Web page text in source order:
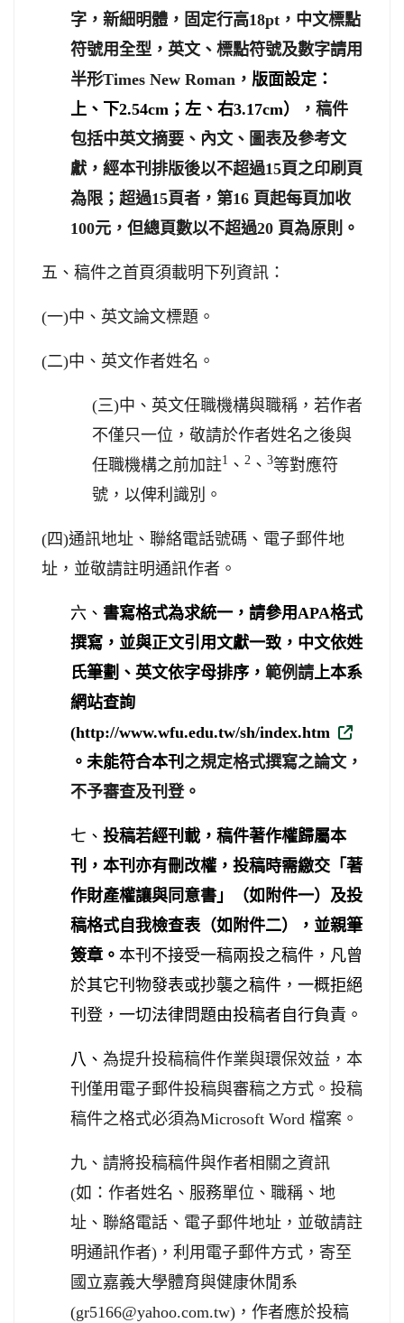
字，新細明體，固定行高18pt ，中文標點
符號用全型， 英文、標點符號及數字請用
半形Times New Roman ， 版面設定：
上、下2.54cm ；左、右3.17cm）
，稿件
包括中英文摘要、內文、圖表及參考文
獻，經本刊排版後以不超過15頁之印刷頁
為限；超過15頁者，第16 頁起每頁加收
100元，但總頁數以不超過20 頁為原則。
五、稿件之首頁須載明下列資訊：
(一)中、英文論文標題。
(二)中、英文作者姓名。
(三)中、英文任職機構與職稱，若作者
不僅只一位，敬請於作者姓名之後與
任職機構之前加註1 、 2 、 3等對應符
號，以俾利識別。
(四)通訊地址、聯絡電話號碼、電子郵件地
址，並敬請註明通訊作者。
六、 書寫格式為求統一，請參用APA格式
撰寫，並與正文引用文獻一致，中文依姓
氏筆劃、英文依字母排序， 範例請上本系
網站查詢
(http://www.wfu.edu.tw/sh/index.htm
。未能符合本刊 之規定格式撰寫之論文，
不予審查及刊登。
七、 投稿若經刊載，稿件著作權歸屬本
刊，本刊亦有刪改權，投稿時需繳交「著
作財產權讓與同意書」（如附件一）及投
稿格式自我檢查表（如附件二），並親筆
簽章 。 本刊不接受一稿兩投之稿件，凡曾
於其它刊物發表或抄襲之稿件，一概拒絕
刊登，一切法律問題由投稿者自行負責。
八、 為提升投稿稿件作業與環保效益，本
刊僅用電子郵件投稿與審稿之方式。投稿
稿件之格式必須為Microsoft Word 檔案。
九、請將投稿稿件與作者相關之資訊
(如：作者姓名、服務單位、職稱、地
址、聯絡電話、電子郵件地址，並敬請註
明通訊作者) ，利用電子郵件方式，寄至
國立嘉義大學體育與健康休閒系
(gr5166@yahoo.com.tw) ，作者應於投稿